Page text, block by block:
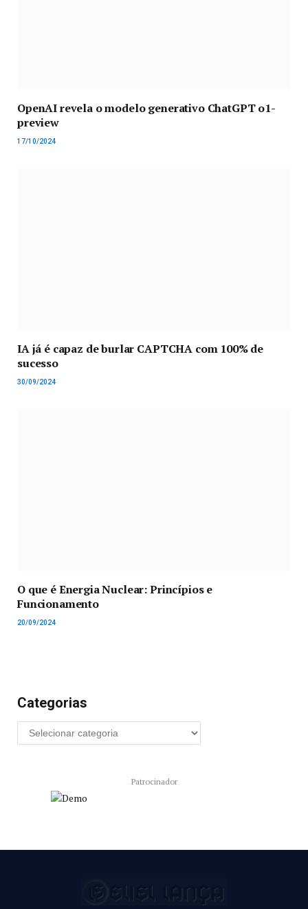
OpenAI revela o modelo generativo ChatGPT o1-
preview
17/10/2024
IA já é capaz de burlar CAPTCHA com 100% de
sucesso
30/09/2024
O que é Energia Nuclear: Princípios e
Funcionamento
20/09/2024
Categorias
Patrocinador